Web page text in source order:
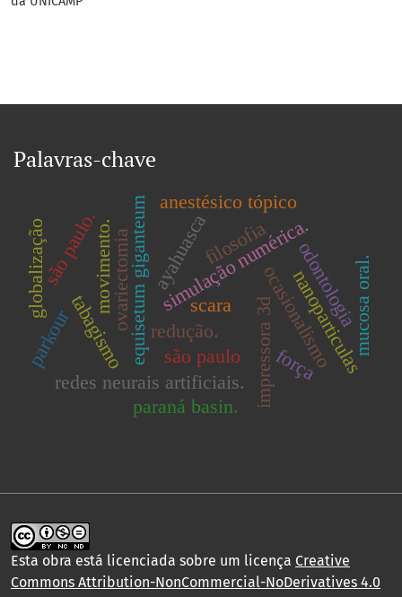
Palavras-chave
impressora 3d
scara
simulação numérica.
equisetum giganteum
ovariectomia
redes neurais artificiais.
ayahuasca
tabagismo redução. ocasionalismo
força
movimento.
anestésico tópico
odontologiamucosa oral.
paraná basin.
parkour
são paulo.
nanoparticulas
filosofia
globalização
são paulo
Esta obra está licenciada sobre um licença Creative
Commons Attribution-NonCommercial-NoDerivatives 4.0